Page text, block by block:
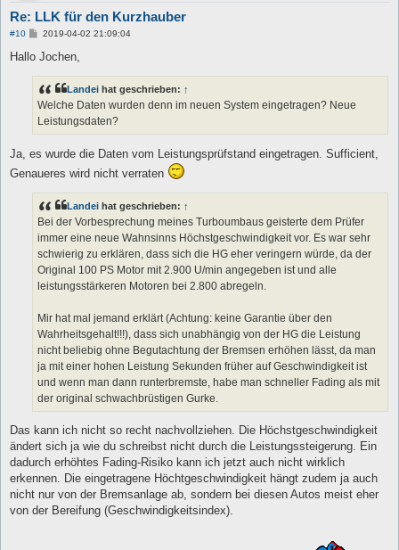
Re: LLK für den Kurzhauber
#10
B
r
a
g
2019-04-02 21:09:04
Hallo Jochen,
Landei hat geschrieben: ↑
Welche Daten wurden denn im neuen System eingetragen? Neue
Leistungsdaten?
Ja, es wurde die Daten vom Leistungsprüfstand eingetragen. Sufficient,
Genaueres wird nicht verraten
Landei hat geschrieben: ↑
Bei der Vorbesprechung meines Turboumbaus geisterte dem Prüfer
immer eine neue Wahnsinns Höchstgeschwindigkeit vor. Es war sehr
schwierig zu erklären, dass sich die HG eher veringern würde, da der
Original 100 PS Motor mit 2.900 U/min angegeben ist und alle
leistungsstärkeren Motoren bei 2.800 abregeln.
Mir hat mal jemand erklärt (Achtung: keine Garantie über den
Wahrheitsgehalt!!!), dass sich unabhängig von der HG die Leistung
nicht beliebig ohne Begutachtung der Bremsen erhöhen lässt, da man
ja mit einer hohen Leistung Sekunden früher auf Geschwindigkeit ist
und wenn man dann runterbremste, habe man schneller Fading als mit
der original schwachbrüstigen Gurke.
Das kann ich nicht so recht nachvollziehen. Die Höchstgeschwindigkeit
ändert sich ja wie du schreibst nicht durch die Leistungssteigerung. Ein
dadurch erhöhtes Fading-Risiko kann ich jetzt auch nicht wirklich
erkennen. Die eingetragene Höchtgeschwindigkeit hängt zudem ja auch
nicht nur von der Bremsanlage ab, sondern bei diesen Autos meist eher
von der Bereifung (Geschwindigkeitsindex).